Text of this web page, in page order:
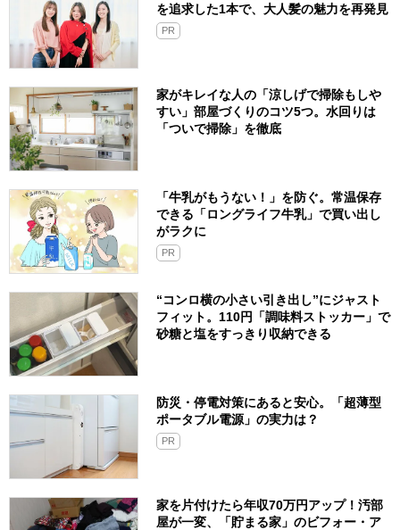
を追求した1本で、大人髪の魅力を再発見
PR
家がキレイな人の「涼しげで掃除もしや
すい」部屋づくりのコツ5つ。水回りは
「ついで掃除」を徹底
「牛乳がもうない！」を防ぐ。常温保存
できる「ロングライフ牛乳」で買い出し
がラクに
PR
“コンロ横の小さい引き出し”にジャスト
フィット。110円「調味料ストッカー」で
砂糖と塩をすっきり収納できる
防災・停電対策にあると安心。「超薄型
ポータブル電源」の実力は？​
PR
家を片付けたら年収70万円アップ！汚部
屋が一変、「貯まる家」のビフォー・ア